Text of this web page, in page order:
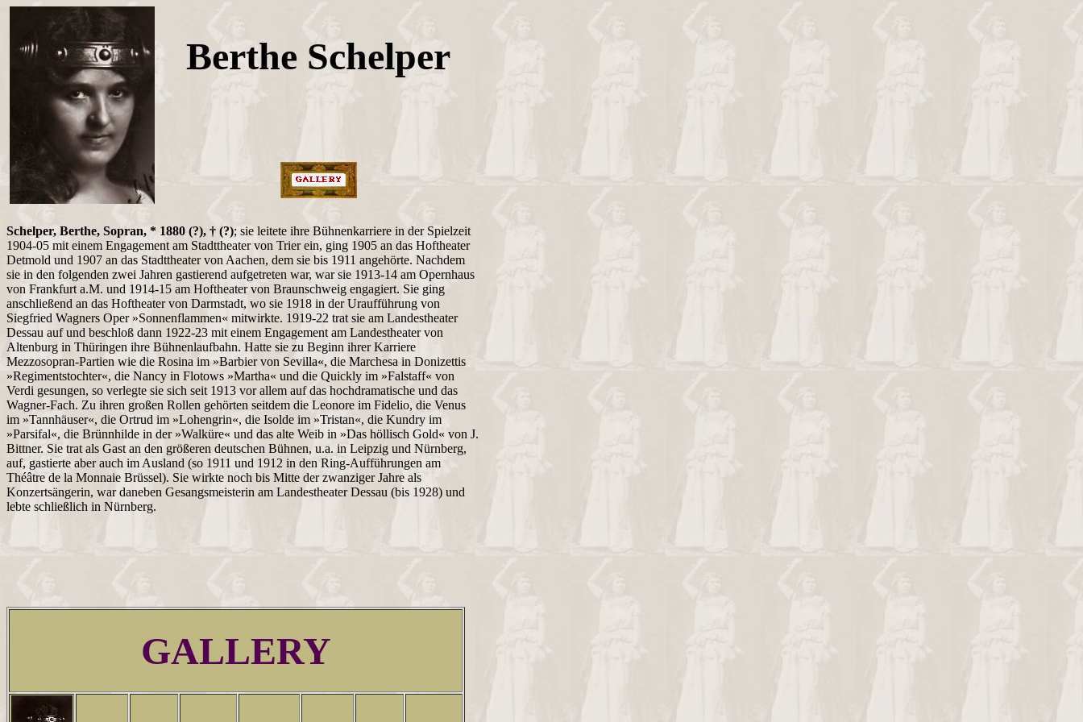
Berthe Schelper
Schelper, Berthe, Sopran, * 1880 (?), † (?); sie leitete ihre Bühnenkarriere in der Spielzeit
1904-05 mit einem Engagement am Stadttheater von Trier ein, ging 1905 an das Hoftheater
Detmold und 1907 an das Stadttheater von Aachen, dem sie bis 1911 angehörte. Nachdem
sie in den folgenden zwei Jahren gastierend aufgetreten war, war sie 1913-14 am Opernhaus
von Frankfurt a.M. und 1914-15 am Hoftheater von Braunschweig engagiert. Sie ging
anschließend an das Hoftheater von Darmstadt, wo sie 1918 in der Uraufführung von
Siegfried Wagners Oper »Sonnenflammen« mitwirkte. 1919-22 trat sie am Landestheater
Dessau auf und beschloß dann 1922-23 mit einem Engagement am Landestheater von
Altenburg in Thüringen ihre Bühnenlaufbahn. Hatte sie zu Beginn ihrer Karriere
Mezzosopran-Partien wie die Rosina im »Barbier von Sevilla«, die Marchesa in Donizettis
»Regimentstochter«, die Nancy in Flotows »Martha« und die Quickly im »Falstaff« von
Verdi gesungen, so verlegte sie sich seit 1913 vor allem auf das hochdramatische und das
Wagner-Fach. Zu ihren großen Rollen gehörten seitdem die Leonore im Fidelio, die Venus
im »Tannhäuser«, die Ortrud im »Lohengrin«, die Isolde im »Tristan«, die Kundry im
»Parsifal«, die Brünnhilde in der »Walküre« und das alte Weib in »Das höllisch Gold« von J.
Bittner. Sie trat als Gast an den größeren deutschen Bühnen, u.a. in Leipzig und Nürnberg,
auf, gastierte aber auch im Ausland (so 1911 und 1912 in den Ring-Aufführungen am
Théâtre de la Monnaie Brüssel). Sie wirkte noch bis Mitte der zwanziger Jahre als
Konzertsängerin, war daneben Gesangsmeisterin am Landestheater Dessau (bis 1928) und
lebte schließlich in Nürnberg.
GALLERY